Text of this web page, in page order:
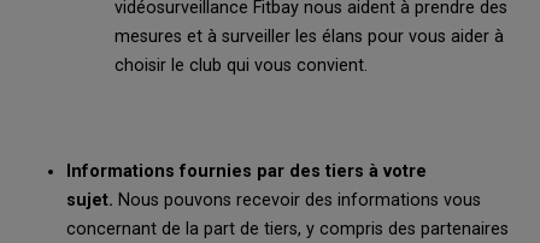
vidéosurveillance Fitbay nous aident à prendre des
mesures et à surveiller les élans pour vous aider à
choisir le club qui vous convient.
Informations fournies par des tiers à votre
sujet. Nous pouvons recevoir des informations vous
concernant de la part de tiers, y compris des partenaires